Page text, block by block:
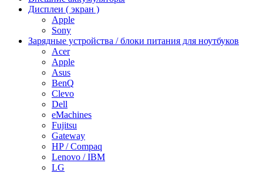
Дисплеи ( экран )
Apple
Sony
Зарядные устройства / блоки питания для ноутбуков
Acer
Apple
Asus
BenQ
Clevo
Dell
eMachines
Fujitsu
Gateway
HP / Compaq
Lenovo / IBM
LG